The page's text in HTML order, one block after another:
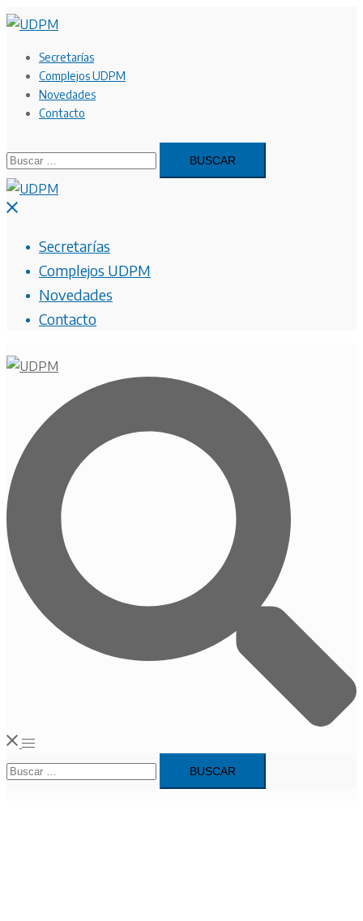
Saltar
contenidoSecretarías
Complejos UDPM
Novedades
Contacto
Buscar:
Cerrar
Secretarías
Complejos UDPM
Novedades
Contacto
Alternar
menú
Buscar: